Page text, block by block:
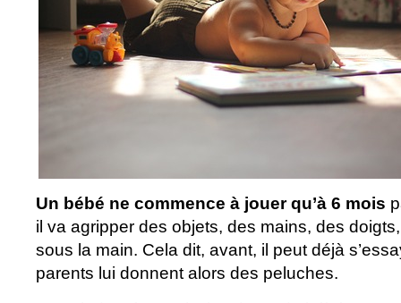
Un bébé ne commence à jouer qu’à 6 mois
il va agripper des objets, des mains, des
sous la main. Cela dit, avant, il peut déjà
parents lui donnent alors des peluches.